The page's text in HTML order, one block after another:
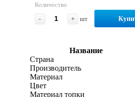
Количество
-
+ шт
Название
Страна
Производитель
Материал
Цвет
Материал топки